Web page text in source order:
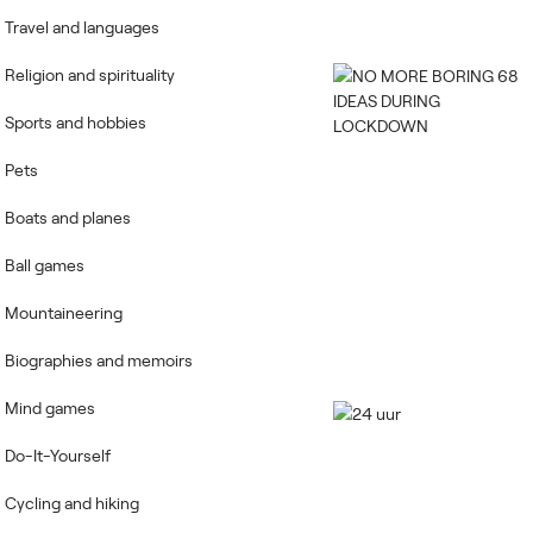
Travel and languages
Religion and spirituality
Sports and hobbies
Pets
Boats and planes
Ball games
Mountaineering
Biographies and memoirs
Mind games
Do-It-Yourself
Cycling and hiking